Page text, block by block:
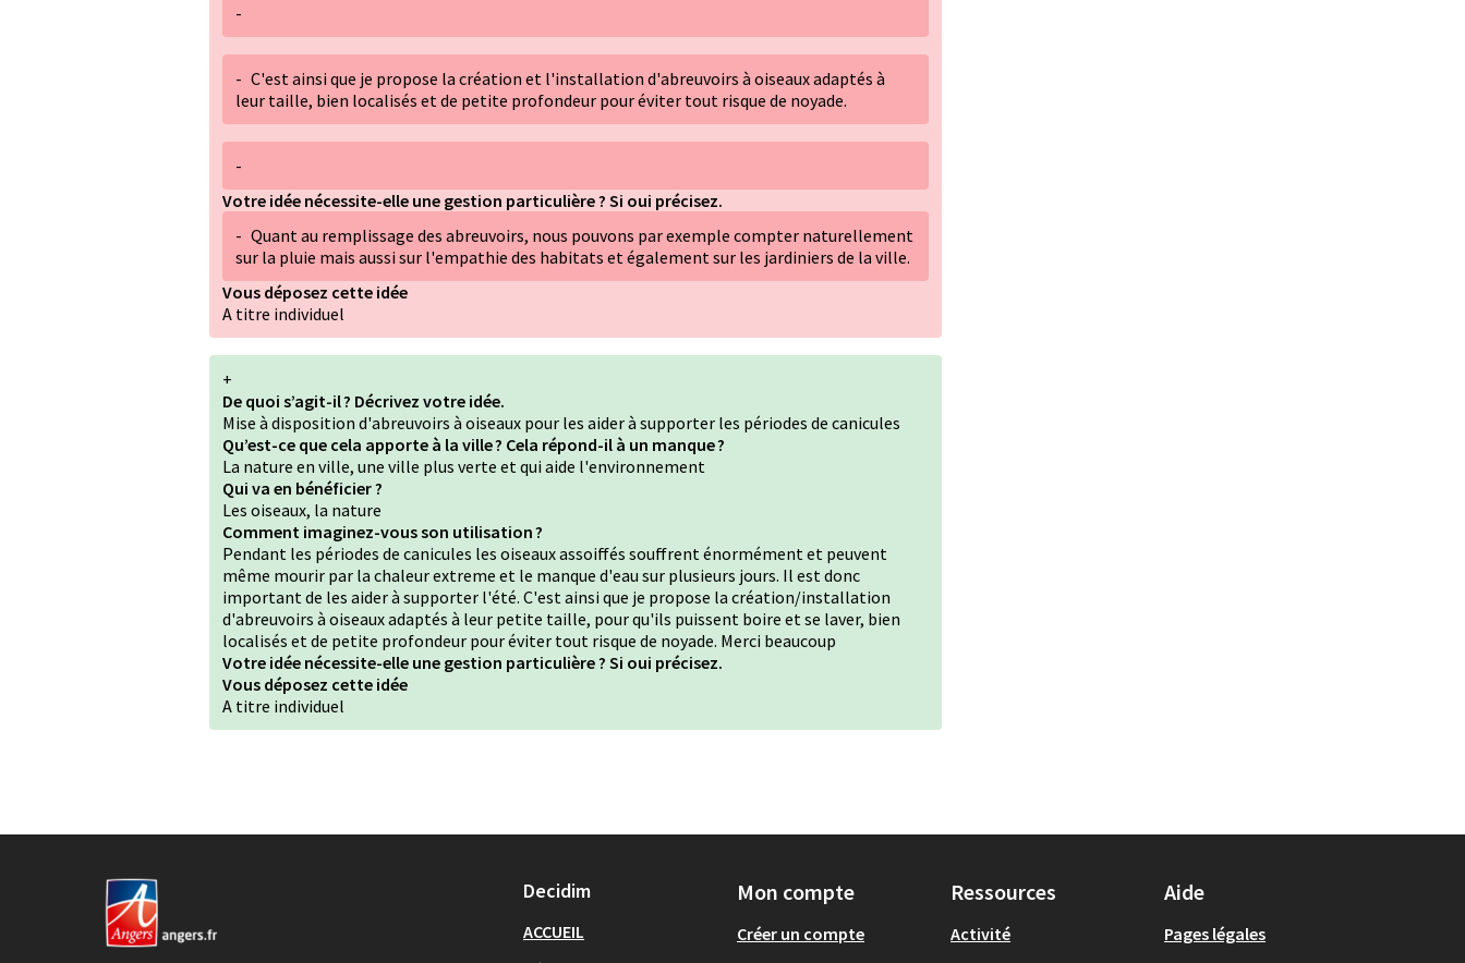
-
- C'est ainsi que je propose la création et l'installation d'abreuvoirs à oiseaux adaptés à
leur taille, bien localisés et de petite profondeur pour éviter tout risque de noyade.
-
Votre idée nécessite-elle une gestion particulière ? Si oui précisez.
- Quant au remplissage des abreuvoirs, nous pouvons par exemple compter naturellement
sur la pluie mais aussi sur l'empathie des habitats et également sur les jardiniers de la ville.
Vous déposez cette idée
A titre individuel
+
De quoi s’agit-il ? Décrivez votre idée.
Mise à disposition d'abreuvoirs à oiseaux pour les aider à supporter les périodes de canicules
Qu’est-ce que cela apporte à la ville ? Cela répond-il à un manque ?
La nature en ville, une ville plus verte et qui aide l'environnement
Qui va en bénéficier ?
Les oiseaux, la nature
Comment imaginez-vous son utilisation ?
Pendant les périodes de canicules les oiseaux assoiffés souffrent énormément et peuvent
même mourir par la chaleur extreme et le manque d'eau sur plusieurs jours. Il est donc
important de les aider à supporter l'été. C'est ainsi que je propose la création/installation
d'abreuvoirs à oiseaux adaptés à leur petite taille, pour qu'ils puissent boire et se laver, bien
localisés et de petite profondeur pour éviter tout risque de noyade. Merci beaucoup
Votre idée nécessite-elle une gestion particulière ? Si oui précisez.
Vous déposez cette idée
A titre individuel
Decidim
ACCUEIL
Mon compte
Créer un compte
Ressources
Activité
Aide
Pages légales